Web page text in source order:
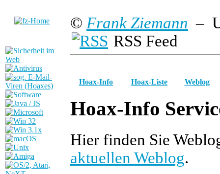
© Frank Ziemann –
RSS Feed
Hoax-Info Hoax-Liste Weblog
Hoax-Info
Hier finden Sie
aktuellen Weblog.